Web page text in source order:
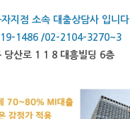
지점 소속 대출상담사 입니다
1486 /02-2104-3270~3
당산로 1 1 8 대흥빌딩 6층